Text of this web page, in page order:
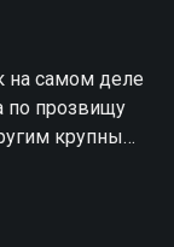
на самом деле
по прозвищу
крупным
установить